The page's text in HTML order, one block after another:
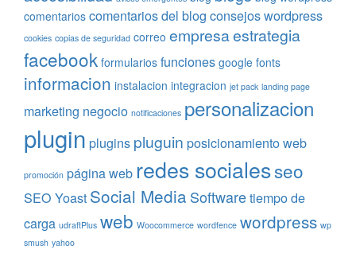
comentarios comentarios del blog consejos wordpress
cookies copias de seguridad correo empresaestrategia
facebook formularios funciones google fonts
informacion instalacion integracion jet pack landing page
marketing negocio notificaciones personalizacion
plugin plugins pluguin posicionamiento web
promoción página web redes socialesseo
SEO Yoast Social Media Softwaretiempo de
carga udraftPlus web Woocommerce wordfence wordpress wp
smush yahoo